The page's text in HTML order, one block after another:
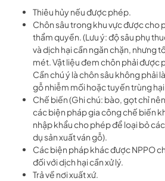
Thiêu hủy nếu được phép.
Chôn sâu trong khu vực được cho
thẩm quyền. (Lưu ý: độ sâu phụ
và dịch hại cần ngăn chặn, nhưng
mét. Vật liệu đem chôn phải được
Cần chú ý là chôn sâu không phải
gỗ nhiễm mối hoặc tuyến trùng hại
Chế biến (Ghi chú: bào, gọt chỉ
các biện pháp gia công chế biến
nhập khẩu cho phép để loại bỏ
dụ sản xuất ván gỗ).
Các biện pháp khác được NPPO
đối với dịch hại cần xử lý.
Trả về nơi xuất xứ.